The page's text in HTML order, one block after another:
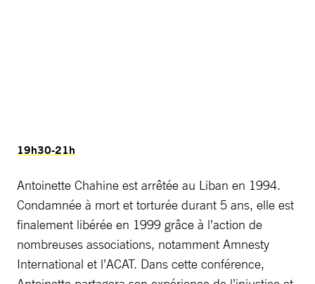
19h30-21h
Antoinette Chahine est arrêtée au Liban en 1994.
Condamnée à mort et torturée durant 5 ans, elle est
finalement libérée en 1999 grâce à l’action de
nombreuses associations, notamment Amnesty
International et l’ACAT. Dans cette conférence,